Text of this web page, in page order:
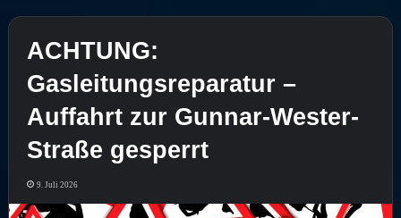
ACHTUNG:
Gasleitungsreparatur –
Auffahrt zur Gunnar-Wester-
Straße gesperrt
9. Juli 2026